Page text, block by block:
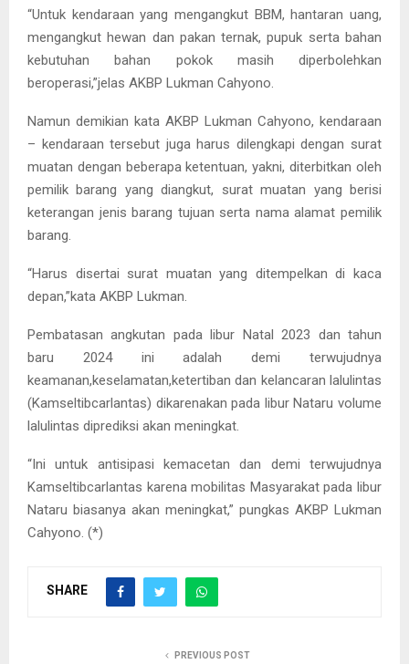
“Untuk kendaraan yang mengangkut BBM, hantaran uang,
mengangkut hewan dan pakan ternak, pupuk serta bahan
kebutuhan bahan pokok masih diperbolehkan
beroperasi,”jelas AKBP Lukman Cahyono.
Namun demikian kata AKBP Lukman Cahyono, kendaraan
– kendaraan tersebut juga harus dilengkapi dengan surat
muatan dengan beberapa ketentuan, yakni, diterbitkan oleh
pemilik barang yang diangkut, surat muatan yang berisi
keterangan jenis barang tujuan serta nama alamat pemilik
barang.
“Harus disertai surat muatan yang ditempelkan di kaca
depan,”kata AKBP Lukman.
Pembatasan angkutan pada libur Natal 2023 dan tahun
baru 2024 ini adalah demi terwujudnya
keamanan,keselamatan,ketertiban dan kelancaran lalulintas
(Kamseltibcarlantas) dikarenakan pada libur Nataru volume
lalulintas diprediksi akan meningkat.
“Ini untuk antisipasi kemacetan dan demi terwujudnya
Kamseltibcarlantas karena mobilitas Masyarakat pada libur
Nataru biasanya akan meningkat,” pungkas AKBP Lukman
Cahyono. (*)
SHARE
PREVIOUS POST